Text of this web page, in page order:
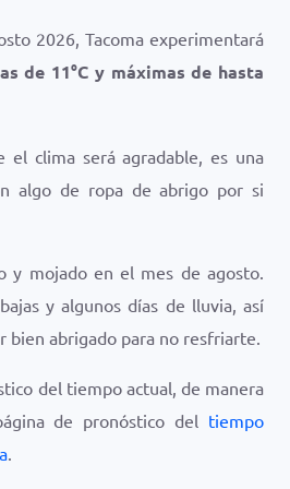
2026, Tacoma experimentará
de 11°C y máximas de hasta
el clima será agradable, es una
algo de ropa de abrigo por si
y mojado en el mes de agosto.
y algunos días de lluvia, así
bien abrigado para no resfriarte.
del tiempo actual, de manera
de pronóstico del tiempo
.